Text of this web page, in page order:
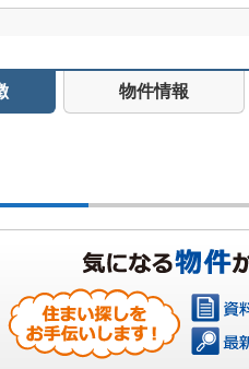
物件情報